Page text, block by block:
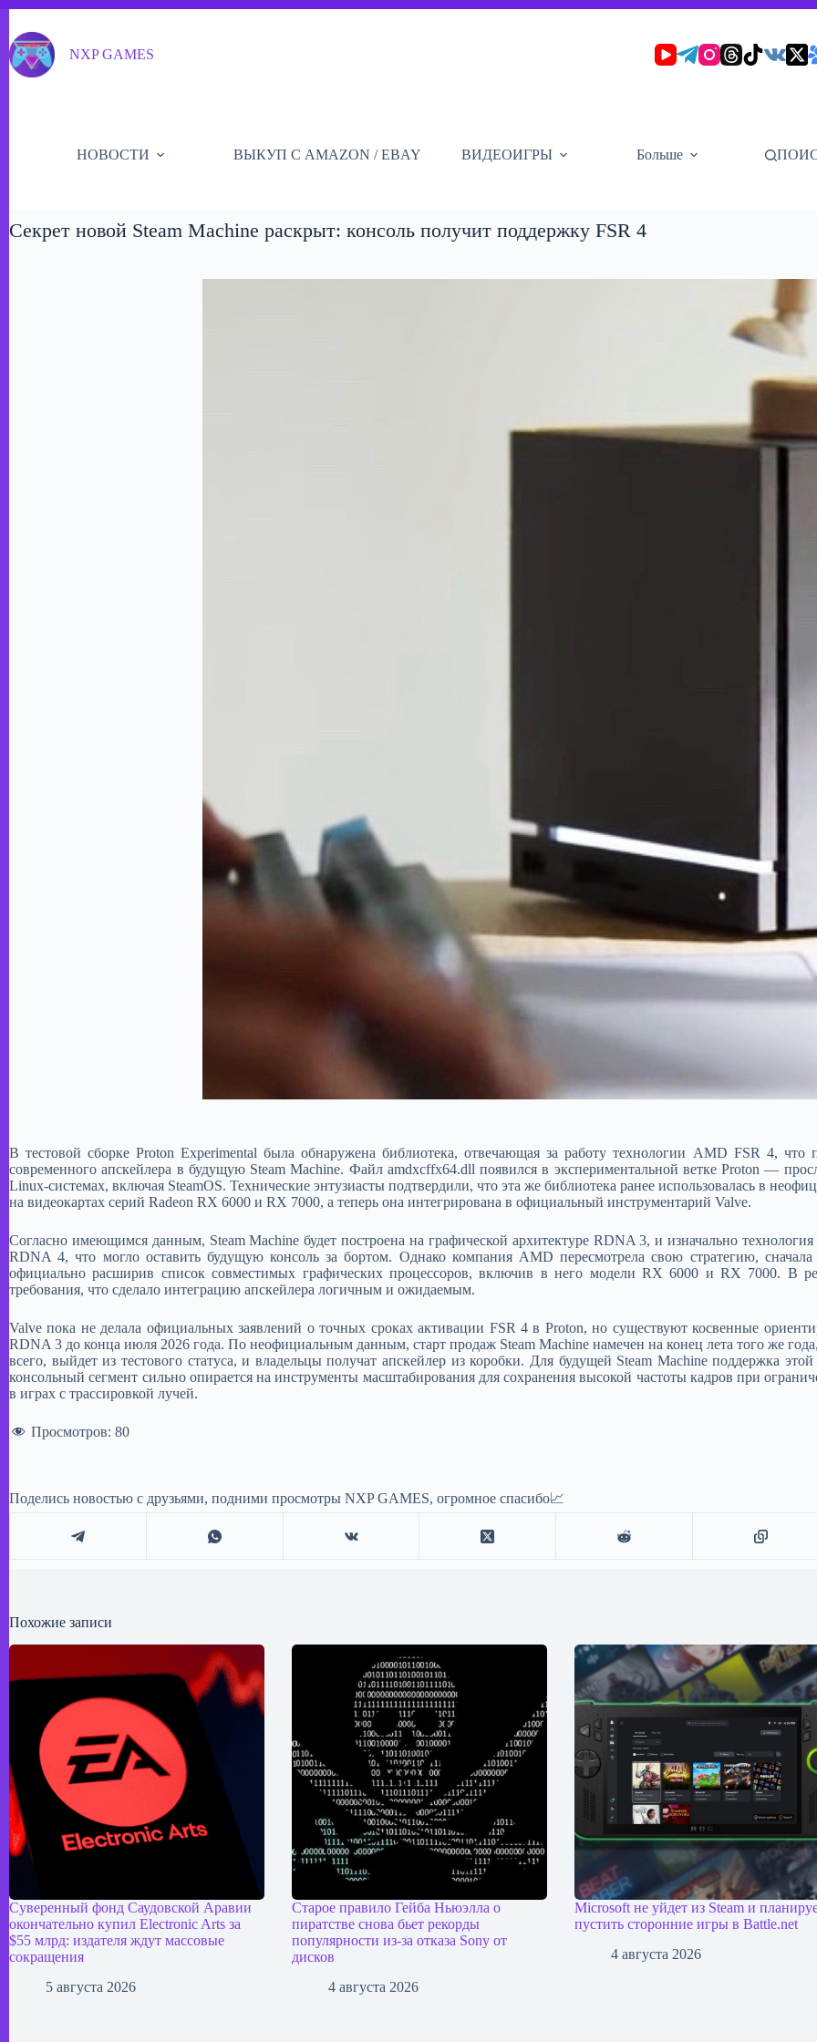
сути
NXP GAMES
НОВОСТИ ВЫКУП С AMAZON / EBAY ВИДЕОИГРЫ Больше
Секрет новой Steam Machine раскрыт: консоль получит поддержку FSR 4
​В тестовой сборке Proton Experimental была обнаружена библиотека, отвечающая за работу технологии AMD FSR 4,
современного апскейлера в будущую Steam Machine. Файл amdxcffx64.dll появился в экспериментальной ветке Proton —
Linux-системах, включая SteamOS. Технические энтузиасты подтвердили, что эта же библиотека ранее использовалась в
на видеокартах серий Radeon RX 6000 и RX 7000, а теперь она интегрирована в официальный инструментарий Valve.
​Согласно имеющимся данным, Steam Machine будет построена на графической архитектуре RDNA 3, и изначально
RDNA 4, что могло оставить будущую консоль за бортом. Однако компания AMD пересмотрела свою стратегию,
официально расширив список совместимых графических процессоров, включив в него модели RX 6000 и RX 7000. В
требования, что сделало интеграцию апскейлера логичным и ожидаемым.​
Valve пока не делала официальных заявлений о точных сроках активации FSR 4 в Proton, но существуют косвенные
RDNA 3 до конца июля 2026 года. По неофициальным данным, старт продаж Steam Machine намечен на конец лета того же
всего, выйдет из тестового статуса, и владельцы получат апскейлер из коробки. Для будущей Steam Machine поддержка
консольный сегмент сильно опирается на инструменты масштабирования для сохранения высокой частоты кадров при
в играх с трассировкой лучей.
Просмотров: 80
Поделись новостью с друзьями, подними просмотры NXP GAMES, огромное спасибо📈
Похожие записи
Суверенный фонд Саудовской Аравии
окончательно купил Electronic Arts за
$55 млрд: издателя ждут массовые
сокращения
5 августа 2026
Старое правило Гейба Ньюэлла о
пиратстве снова бьет рекорды
популярности из-за отказа Sony от
дисков
4 августа 2026
Microsoft не уйдет из Steam и
пустить сторонние игры в Battle.net
4 августа 2026